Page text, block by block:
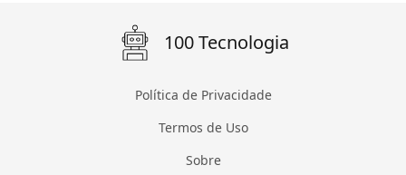
100 Tecnologia
Política de Privacidade
Termos de Uso
Sobre